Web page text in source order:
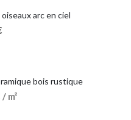
arc en ciel
bois rustique
/ m²